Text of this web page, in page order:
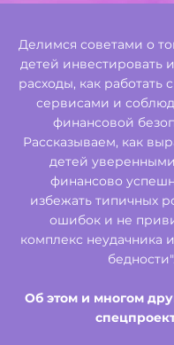
Делимся советами о
детей инвестировать
расходы, как работать
сервисами и
финансовой
Рассказываем, как
детей
финансово
избежать типичных
ошибок и не
комплекс неудачника
бедности".
Об этом и многом